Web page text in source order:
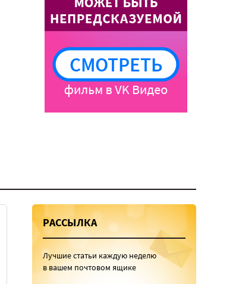
РАССЫЛКА
Лучшие статьи каждую неделю
в вашем почтовом ящике